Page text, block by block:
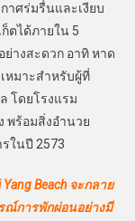
ศร่มรื่นและเงียบ
ตได้ภายใน 5
างสะดวก อาทิ หาด
หมาะสำหรับผู้ที่
โดยโรงแรม
พร้อมสิ่งอำนวย
ในปี 2573
Beach จะกลาย
ณ์การพักผ่อนอย่างมี